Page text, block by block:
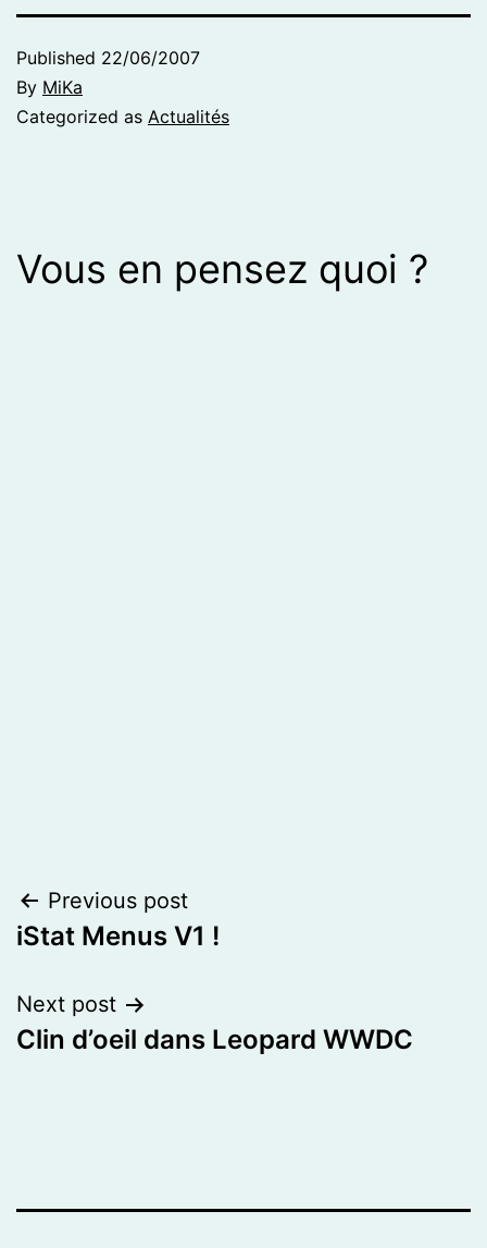
Published 22/06/2007
By MiKa
Categorized as Actualités
Vous en pensez quoi ?
Post
navigation
Previous post
iStat Menus V1 !
Next post
Clin d’oeil dans Leopard WWDC